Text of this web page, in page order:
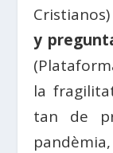
y
la
tan de